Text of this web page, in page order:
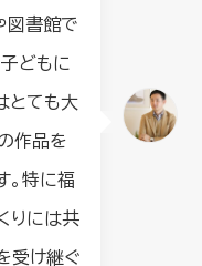
図書館で
どもに
とても大
作品を
。特に福
りには共
受け継ぐ